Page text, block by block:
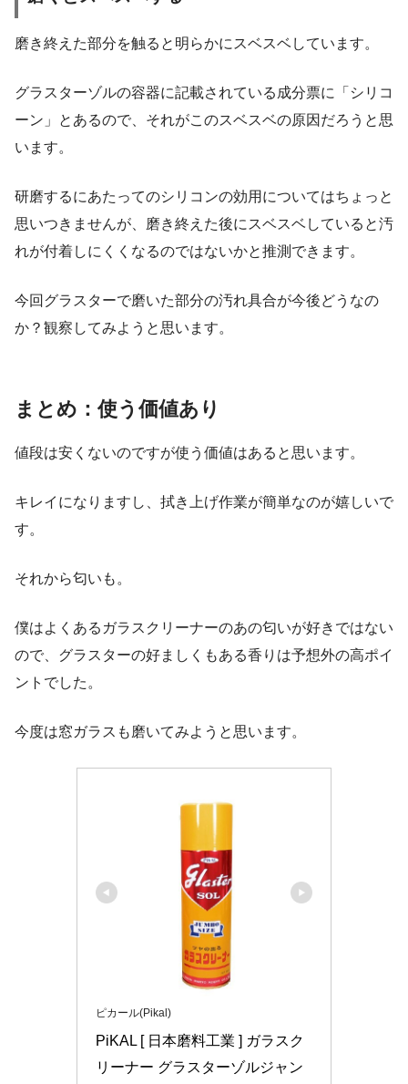
磨き終えた部分を触ると明らかにスベスベしています。
グラスターゾルの容器に記載されている成分票に「シリコ
ーン」とあるので、それがこのスベスベの原因だろうと思
います。
研磨するにあたってのシリコンの効用についてはちょっと
思いつきませんが、磨き終えた後にスベスベしていると汚
れが付着しにくくなるのではないかと推測できます。
今回グラスターで磨いた部分の汚れ具合が今後どうなの
か？観察してみようと思います。
まとめ：使う価値あり
値段は安くないのですが使う価値はあると思います。
キレイになりますし、拭き上げ作業が簡単なのが嬉しいで
す。
それから匂いも。
僕はよくあるガラスクリーナーのあの匂いが好きではない
ので、グラスターの好ましくもある香りは予想外の高ポイ
ントでした。
今度は窓ガラスも磨いてみようと思います。
ピカール(Pikal)
PiKAL [ 日本磨料工業 ] ガラスク
リーナー グラスターゾルジャン